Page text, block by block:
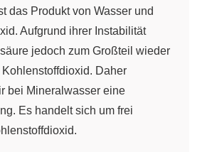
das Produkt von Wasser und
Aufgrund ihrer Instabilität
jedoch zum Großteil wieder
Daher
bei Mineralwasser eine
Es handelt sich um frei